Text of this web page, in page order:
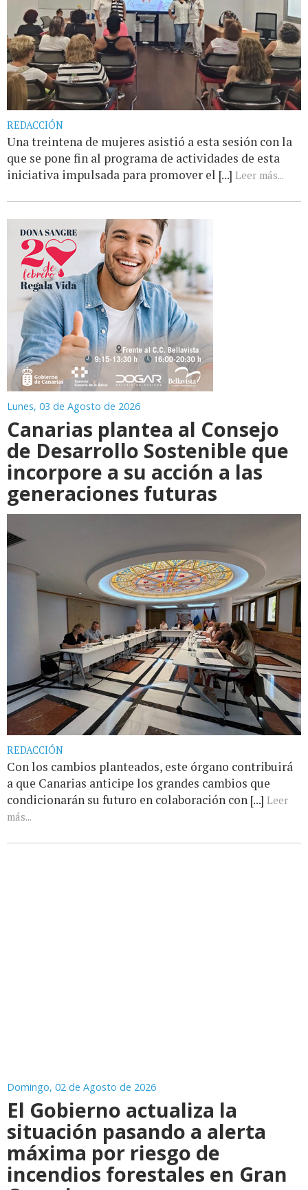
REDACCIÓN
Una treintena de mujeres asistió a esta sesión con la
que se pone fin al programa de actividades de esta
iniciativa impulsada para promover el [...] Leer más...
Lunes, 03 de Agosto de 2026
Canarias plantea al Consejo
de Desarrollo Sostenible que
incorpore a su acción a las
generaciones futuras
REDACCIÓN
Con los cambios planteados, este órgano contribuirá
a que Canarias anticipe los grandes cambios que
condicionarán su futuro en colaboración con [...] Leer
más...
Domingo, 02 de Agosto de 2026
El Gobierno actualiza la
situación pasando a alerta
máxima por riesgo de
incendios forestales en Gran